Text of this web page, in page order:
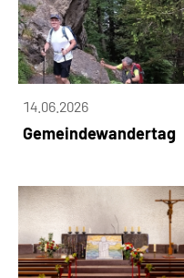
14.06.2026
Gemeindewandertag